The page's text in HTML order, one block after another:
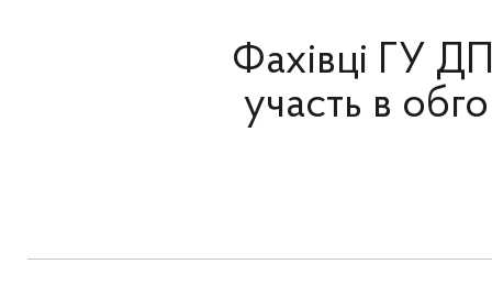
Фахівці ГУ
участь в